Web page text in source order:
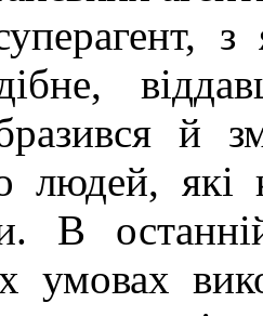
з
й
людей, які
В
умовах